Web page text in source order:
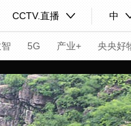
CCTV.直播 中
5G 产业+ 央央好